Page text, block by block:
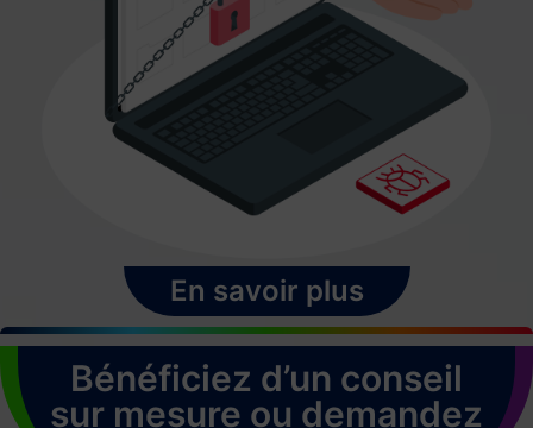
En savoir plus
Bénéficiez d’un conseil
sur mesure ou demandez